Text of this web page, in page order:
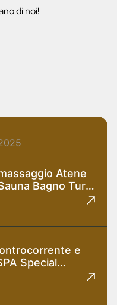
di noi!
Atene
Bagno Turco
e
Special